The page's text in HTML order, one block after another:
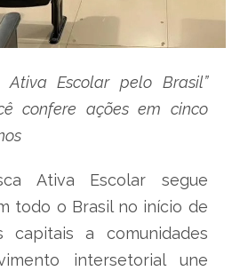
Ativa Escolar pelo Brasil”
confere ações em cinco
Ativa Escolar segue
todo o Brasil no início de
capitais a comunidades
intersetorial une